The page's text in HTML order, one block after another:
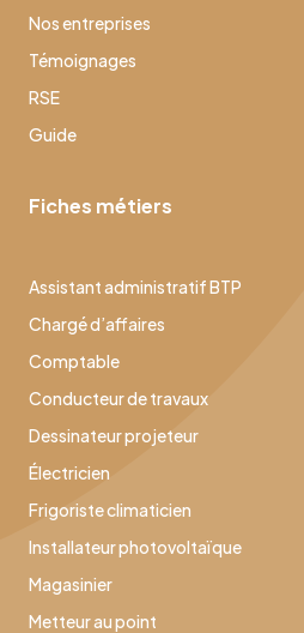
Nos entreprises
Témoignages
RSE
Guide
Fiches métiers
Assistant administratif BTP
Chargé d’affaires
Comptable
Conducteur de travaux
Dessinateur projeteur
Électricien
Frigoriste climaticien
Installateur photovoltaïque
Magasinier
Metteur au point